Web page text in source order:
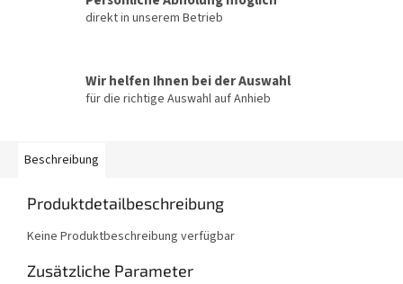
direkt in unserem Betrieb
Wir helfen Ihnen bei der Auswahl
für die richtige Auswahl auf Anhieb
Beschreibung
Produktdetailbeschreibung
Keine Produktbeschreibung verfügbar
Zusätzliche Parameter